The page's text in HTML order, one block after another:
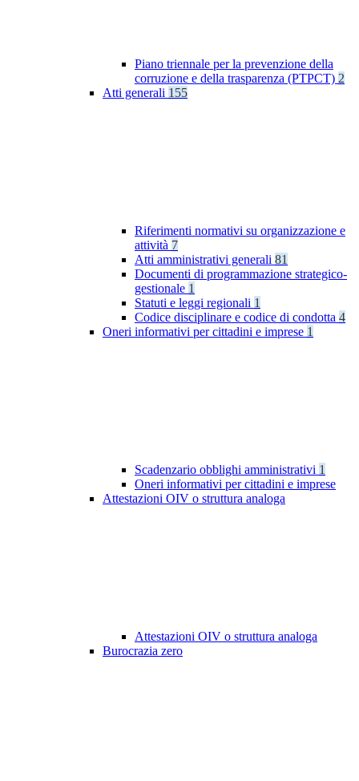
Piano triennale per la prevenzione della
corruzione e della trasparenza (PTPCT) 2
Atti generali 155
Riferimenti normativi su organizzazione e
attività 7
Atti amministrativi generali 81
Documenti di programmazione strategico-
gestionale 1
Statuti e leggi regionali 1
Codice disciplinare e codice di condotta 4
Oneri informativi per cittadini e imprese 1
Scadenzario obblighi amministrativi 1
Oneri informativi per cittadini e imprese
Attestazioni OIV o struttura analoga
Attestazioni OIV o struttura analoga
Burocrazia zero